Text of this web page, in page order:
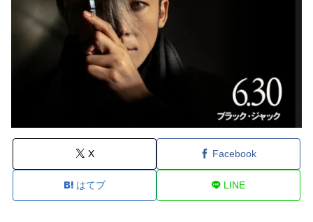
X Facebook
はてブ LINE